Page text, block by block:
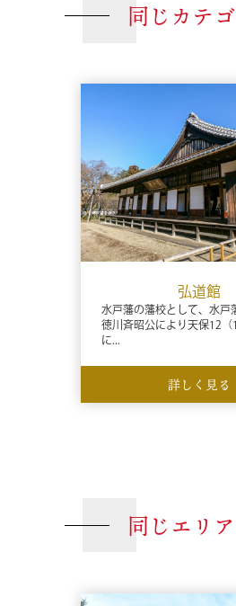
同じカテ
弘道館
水戸藩の藩校として、水戸
徳川斉昭公により天保12（
に...
詳しく見る
同じエリ